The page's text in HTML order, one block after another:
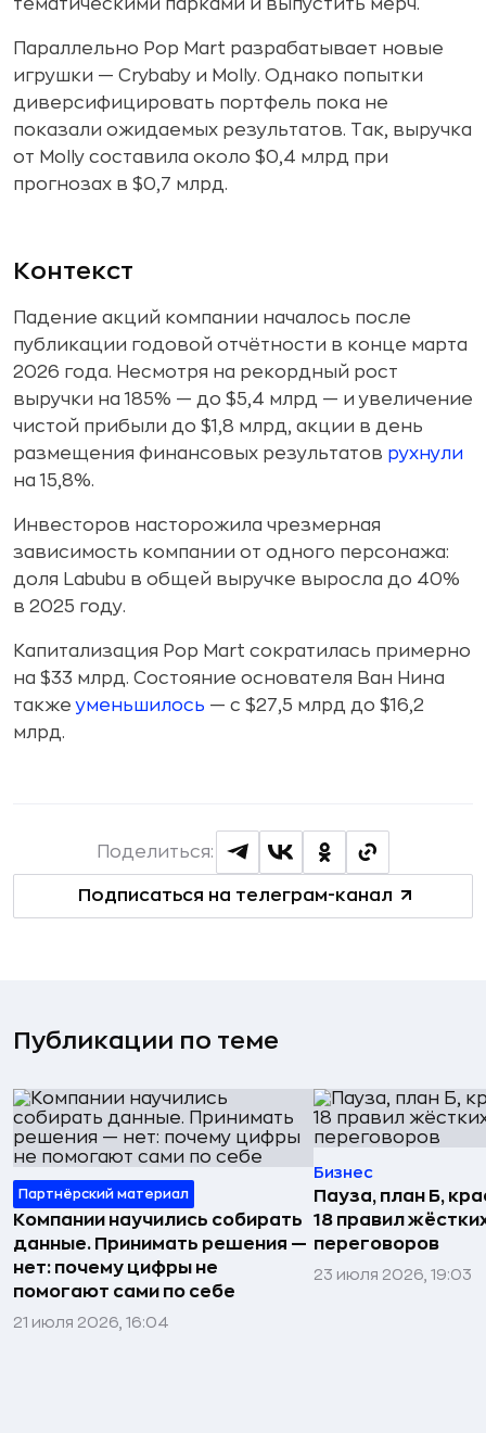
тематическими парками и выпустить мерч.
Параллельно Pop Mart разрабатывает новые
игрушки — Crybaby и Molly. Однако попытки
диверсифицировать портфель пока не
показали ожидаемых результатов. Так, выручка
от Molly составила около $0,4 млрд при
прогнозах в $0,7 млрд.
Контекст
Падение акций компании началось после
публикации годовой отчётности в конце марта
2026 года. Несмотря на рекордный рост
выручки на 185% — до $5,4 млрд — и увеличение
чистой прибыли до $1,8 млрд, акции в день
размещения финансовых результатов рухнули
на 15,8%.
Инвесторов насторожила чрезмерная
зависимость компании от одного персонажа:
доля Labubu в общей выручке выросла до 40%
в 2025 году.
Капитализация Pop Mart сократилась примерно
на $33 млрд. Состояние основателя Ван Нина
такжеуменьшилось — с $27,5 млрд до $16,2
млрд.
Подписаться на телеграм-канал
Поделиться:
Публикации по теме
Партнёрский материал
Компании научились собирать
данные. Принимать решения —
нет: почему цифры не
помогают сами по себе
21 июля 2026, 16:04
Бизнес
Пауза, план Б,
18 правил
переговоров
23 июля 2026, 19:03